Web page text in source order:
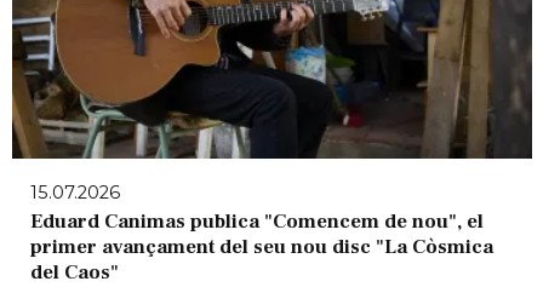
15.07.2026
Eduard Canimas publica "Comencem de nou", el
primer avançament del seu nou disc "La Còsmica
del Caos"